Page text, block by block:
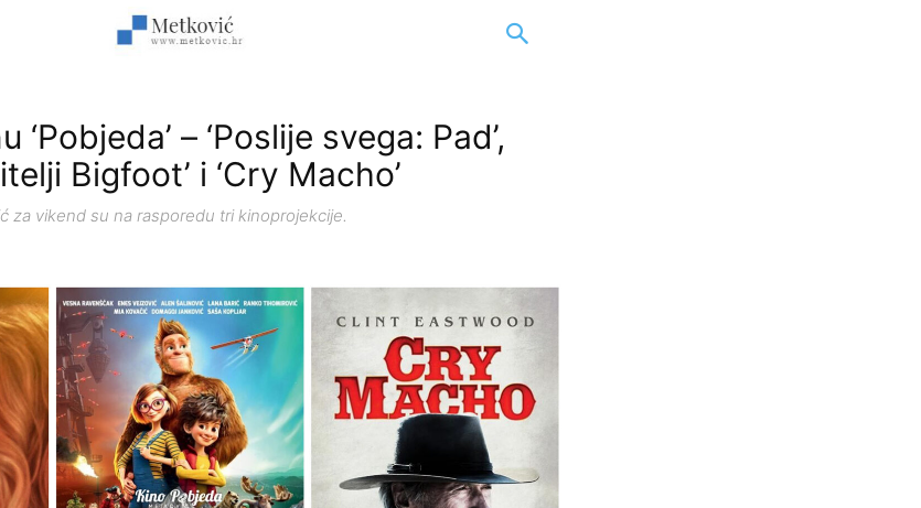
‘Pobjeda’ – ‘Poslije svega: Pad’,
Bigfoot’ i ‘Cry Macho’
za vikend su na rasporedu tri kinoprojekcije.